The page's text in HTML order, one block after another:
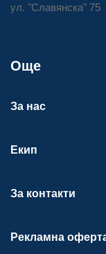
ул. "Славянска" 75
Още
За нас
Екип
За контакти
Рекламна